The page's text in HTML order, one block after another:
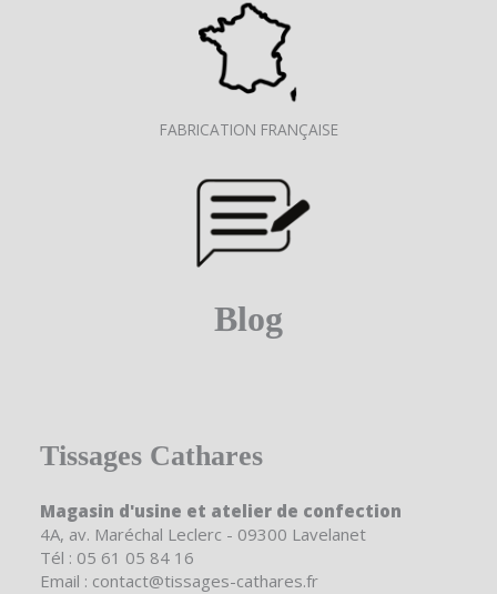
FABRICATION FRANÇAISE
Blog
Tissages Cathares
Magasin d'usine et atelier de confection
4A, av. Maréchal Leclerc - 09300 Lavelanet
Tél : 05 61 05 84 16
Email : contact@tissages-cathares.fr